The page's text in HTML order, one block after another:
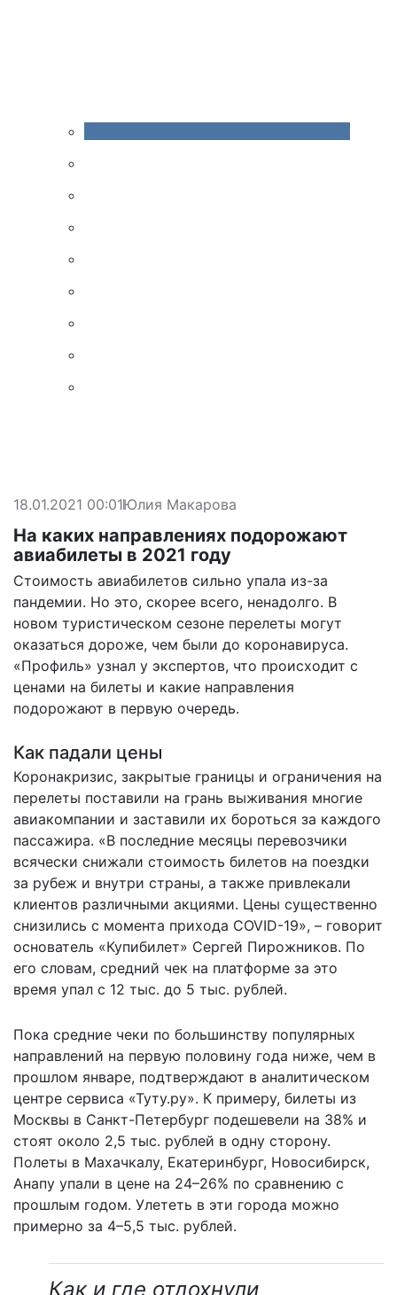
18.01.2021 00:01Юлия Макарова
На каких направлениях подорожают
авиабилеты в 2021 году
Стоимость авиабилетов сильно упала из-за
пандемии. Но это, скорее всего, ненадолго. В
новом туристическом сезоне перелеты могут
оказаться дороже, чем были до коронавируса.
«Профиль» узнал у экспертов, что происходит с
ценами на билеты и какие направления
подорожают в первую очередь.
Как падали цены
Коронакризис, закрытые границы и ограничения на
перелеты поставили на грань выживания многие
авиакомпании и заставили их бороться за каждого
пассажира. «В последние месяцы перевозчики
всячески снижали стоимость билетов на поездки
за рубеж и внутри страны, а также привлекали
клиентов различными акциями. Цены существенно
снизились с момента прихода COVID-19», – говорит
основатель «Купибилет» Сергей Пирожников. По
его словам, средний чек на платформе за это
время упал с 12 тыс. до 5 тыс. рублей.
Пока средние чеки по большинству популярных
направлений на первую половину года ниже, чем в
прошлом январе, подтверждают в аналитическом
центре сервиса «Туту.ру». К примеру, билеты из
Москвы в Санкт-Петербург подешевели на 38% и
стоят около 2,5 тыс. рублей в одну сторону.
Полеты в Махачкалу, Екатеринбург, Новосибирск,
Анапу упали в цене на 24–26% по сравнению с
прошлым годом. Улететь в эти города можно
примерно за 4–5,5 тыс. рублей.
Как и где отдохнули